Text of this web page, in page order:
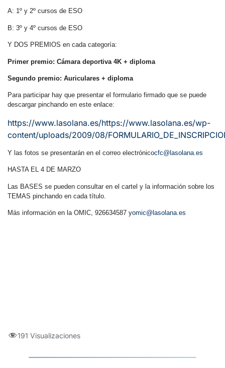
A: 1º y 2º cursos de ESO
B: 3º y 4º cursos de ESO
Y DOS PREMIOS en cada categoría:
Primer premio: Cámara deportiva 4K + diploma
Segundo premio: Auriculares + diploma
Para participar hay que presentar el formulario firmado que se puede
descargar pinchando en este enlace:
https://www.lasolana.es/https://www.lasolana.es/wp-
content/uploads/2009/08/
Y las fotos se presentarán en el correo electrónicocfc@lasolana.es
HASTA EL 4 DE MARZO
Las BASES se pueden consultar en el cartel y la información sobre los
TEMAS pinchando en cada título.
Más información en la OMIC, 926634587 yomic@lasolana.es
191 Visualizaciones